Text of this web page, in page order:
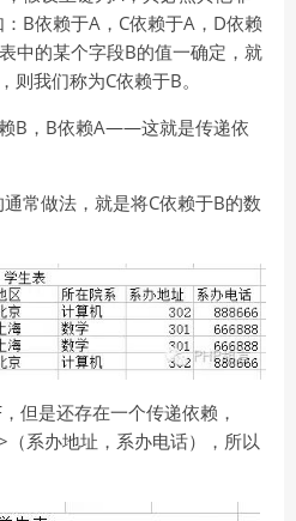
B依赖于A，C依赖于A，D依赖
中的某个字段B的值一确定，就
则我们称为C依赖于B。
B，B依赖A——这就是传递依
常做法，就是将C依赖于B的数
但是还存在一个传递依赖，
（系办地址，系办电话），所以